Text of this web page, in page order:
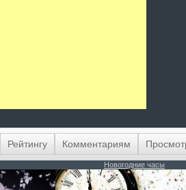
Рейтингу Комментариям
Новогодние часы